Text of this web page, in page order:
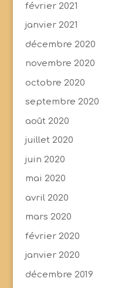
février 2021
janvier 2021
décembre 2020
novembre 2020
octobre 2020
septembre 2020
août 2020
juillet 2020
juin 2020
mai 2020
avril 2020
mars 2020
février 2020
janvier 2020
décembre 2019